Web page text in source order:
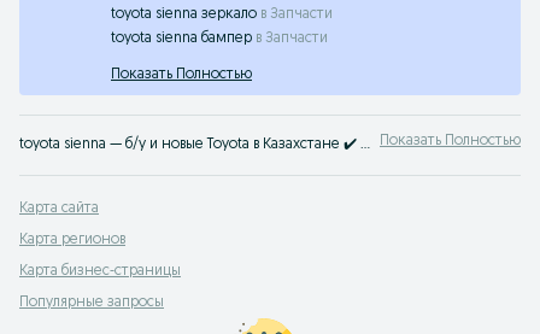
toyota sienna зеркало в Запчасти
toyota sienna бампер в Запчасти
Показать Полностью
toyota sienna — б/у и новые Toyota в Казахстане ✔️ Легендарное качество и доступные цены на Тойота ⭐ Продажа/покупка авто — легко и быстро на OLX.kz Показать Полностью
Карта сайта
Карта регионов
Карта бизнес-страницы
Популярные запросы